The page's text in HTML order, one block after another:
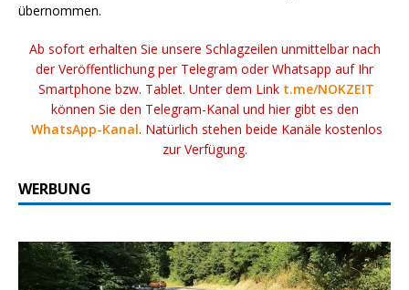
übernommen.
Ab sofort erhalten Sie unsere Schlagzeilen unmittelbar nach
der Veröffentlichung per Telegram oder Whatsapp auf Ihr
Smartphone bzw. Tablet. Unter dem Link t.me/NOKZEIT
können Sie den Telegram-Kanal und hier gibt es den
WhatsApp-Kanal. Natürlich stehen beide Kanäle kostenlos
zur Verfügung.
WERBUNG